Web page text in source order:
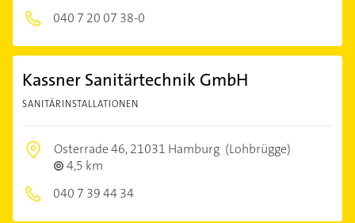
040 7 20 07 38-0
Kassner Sanitärtechnik GmbH
SANITÄRINSTALLATIONEN
Osterrade 46,21031 Hamburg (Lohbrügge)
4,5 km
040 7 39 44 34